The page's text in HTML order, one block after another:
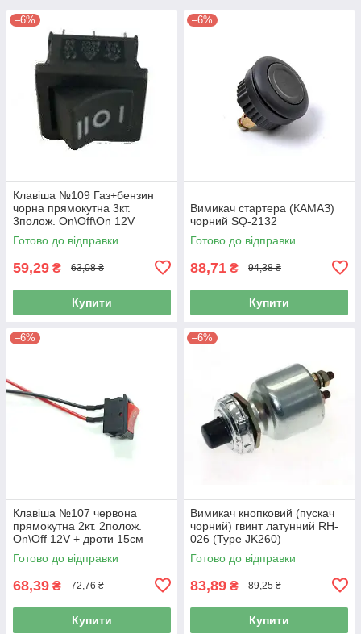
–6%
Клавіша №109 Газ+бензин
чорна прямокутна 3кт.
3полож. On\Off\On 12V
Готово до відправки
59,29 ₴ 63,08 ₴
Купити
–6%
Вимикач стартера (КАМАЗ)
чорний SQ-2132
Готово до відправки
88,71 ₴ 94,38 ₴
Купити
–6%
Клавіша №107 червона
прямокутна 2кт. 2полож.
On\Off 12V + дроти 15см
Готово до відправки
68,39 ₴ 72,76 ₴
Купити
–6%
Вимикач кнопковий (пускач
чорний) гвинт латунний RH-
026 (Type JK260)
Готово до відправки
83,89 ₴ 89,25 ₴
Купити